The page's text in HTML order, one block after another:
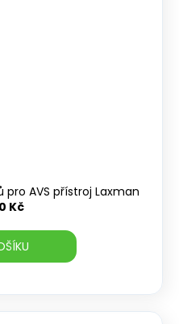
pro AVS přístroj Laxman
Kč